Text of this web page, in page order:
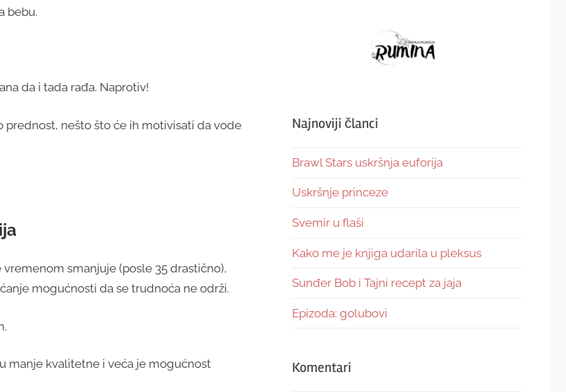
bebu.
da i tada rađa. Naprotiv!
prednost, nešto što će ih motivisati da vode
smanjuje (posle 35 drastično),
mogućnosti da se trudnoća ne održi.
manje kvalitetne i veća je mogućnost
Najnoviji članci
Brawl Stars uskršnja euforija
Uskršnje princeze
Svemir u flaši
Kako me je knjiga udarila u pleksus
Sunđer Bob i Tajni recept za jaja
Epizoda: golubovi
Komentari